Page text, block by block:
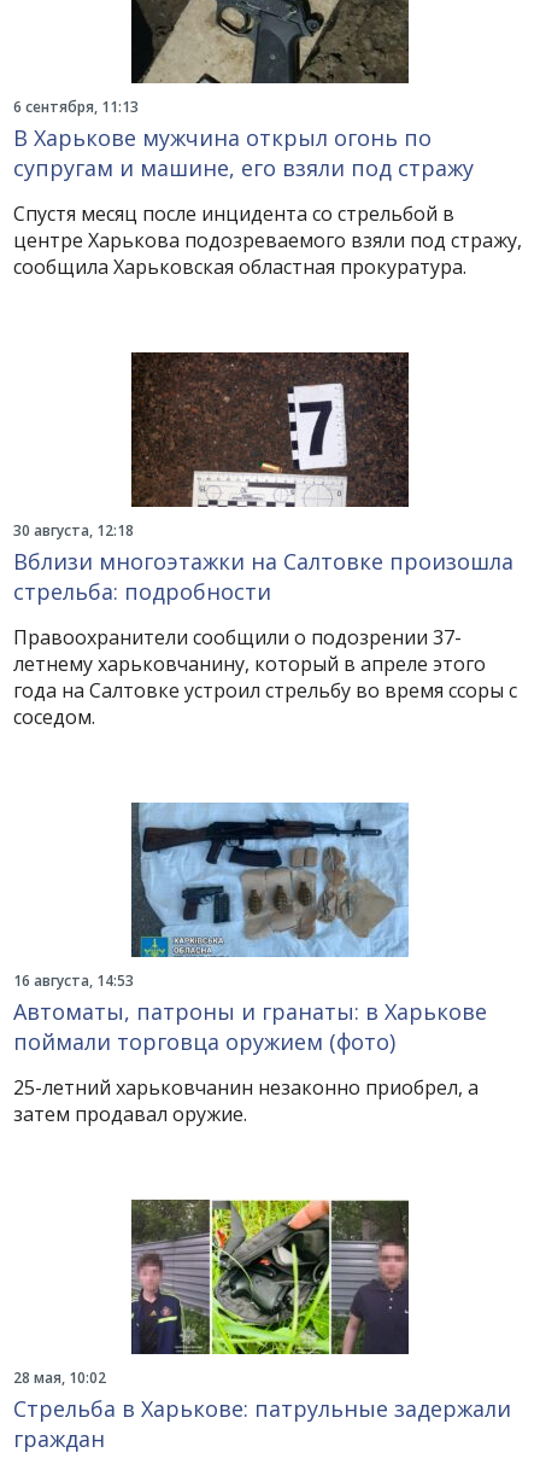
6 сентября, 11:13
В Харькове мужчина открыл огонь по
супругам и машине, его взяли под стражу
Спустя месяц после инцидента со стрельбой в
центре Харькова подозреваемого взяли под стражу,
сообщила Харьковская областная прокуратура.
30 августа, 12:18
Вблизи многоэтажки на Салтовке произошла
стрельба: подробности
Правоохранители сообщили о подозрении 37-
летнему харьковчанину, который в апреле этого
года на Салтовке устроил стрельбу во время ссоры с
соседом.
16 августа, 14:53
Автоматы, патроны и гранаты: в Харькове
поймали торговца оружием (фото)
25-летний харьковчанин незаконно приобрел, а
затем продавал оружие.
28 мая, 10:02
Стрельба в Харькове: патрульные задержали
граждан